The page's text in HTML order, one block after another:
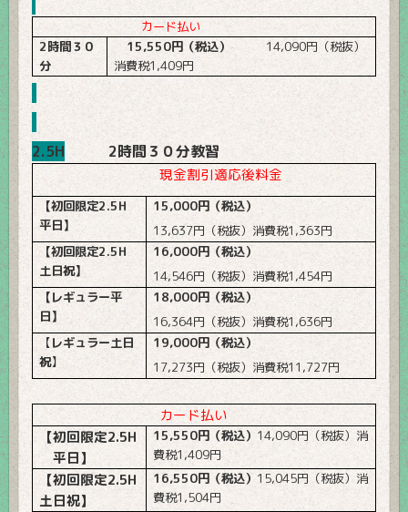
カード払い
2時間３０
分
15,550円（税込） 14,090円（税抜）
消費税1,409円
2.5H 2時間３０分教習
現金割引適応後料金
【初回限定2.5H
平日】
15,000円（税込）
13,637円（税抜）消費税1,363円
【初回限定2.5H
土日祝】
16,000円（税込）
14,546円（税抜）消費税1,454円
【レギュラー平
日】
18,000円（税込）
16,364円（税抜）消費税1,636円
【レギュラー土日
祝】
19,000円（税込）
17,273円（税抜）消費税11,727円
カード払い
【初回限定2.5H
平日】
15,550円（税込） 14,090円（税抜）消
費税1,409円
【初回限定2.5H
土日祝】
16,550円（税込） 15,045円（税抜）消
費税1,504円